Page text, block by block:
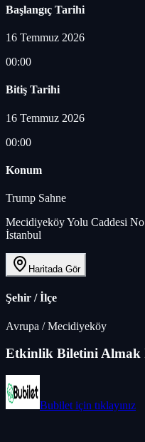
Başlangıç Tarihi
16 Temmuz 2026
00:00
Bitiş Tarihi
16 Temmuz 2026
00:00
Konum
Trump Sahne
Mecidiyeköy Yolu Caddesi
İstanbul
Haritada Gör
Şehir / İlçe
Avrupa /Mecidiyeköy
Etkinlik Biletini Almak
Bubilet için tıklayınız